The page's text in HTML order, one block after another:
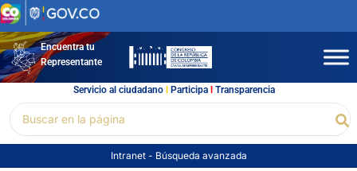
Ir
al
contenidoEncuentra tu
Representante
Servicio al ciudadano l Participal Transparencia
por:
Intranet - Búsqueda avanzada